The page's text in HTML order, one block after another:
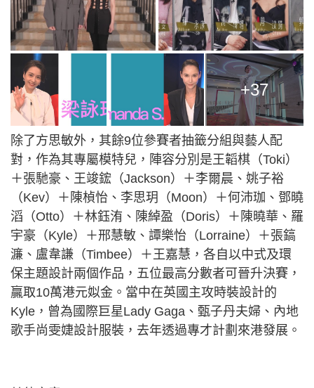
+37
除了方思敏外，其餘9位參賽者抽籤分組與藝人配
對，作為其專屬模特兒，陣容分別是王韜棋（Toki）
＋張馳豪、王竣鋐（Jackson）＋李爾晨、姚子裕
（Kev）＋陳楨怡、李思玥（Moon）＋何沛珈、鄧曉
滔（Otto）＋林鈺洧、陳綽盈（Doris）＋陳曉華、羅
宇豪（Kyle）＋邢慧敏、譚樂怡（Lorraine）＋張鎬
濂、盧韋謙（Timbee）＋王嘉慧，各自以中式及環
保主題設計兩個作品，五位最高分數者可晉升決賽，
贏取10萬港元姒金。當中在英國主攻時裝設計的
Kyle，曾為國際巨星Lady Gaga、甄子丹夫婦、內地
歌手尚雯婕設計服裝，去年透過專才計劃來港發展。